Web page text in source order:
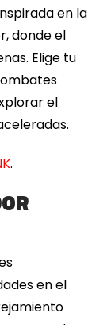
en la
donde el
Elige tu
el
.
en el